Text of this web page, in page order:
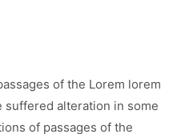
of the Lorem lorem
suffered alteration in some
of passages of the